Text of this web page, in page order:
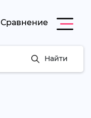
Сравнение
Найти